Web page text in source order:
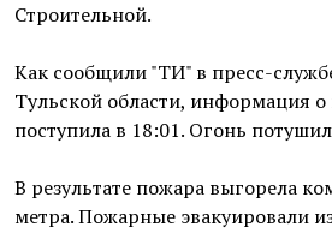
Строительной.
Как сообщили "ТИ" в пресс-
Тульской области, информация о
поступила в 18:01. Огонь
В результате пожара выгорела
метра. Пожарные эвакуировали